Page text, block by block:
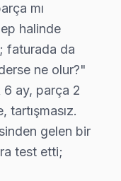
düzeni ve kanal
ve uydu bağlantı
yapılandırması ve
kalibrasyon ve
kurulum randevusu
– Yerinde
Dijitsu televizyon
mı
halinde
faturada da
ne olur?"
ay, parça 2
tartışmasız.
gelen bir
test etti;